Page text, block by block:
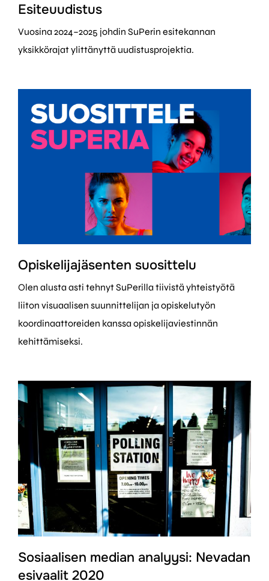
Esiteuudistus
Vuosina 2024–2025 johdin SuPerin esitekannan
yksikkörajat ylittänyttä uudistusprojektia.
Opiskelijajäsenten suosittelu
Olen alusta asti tehnyt SuPerilla tiivistä yhteistyötä
liiton visuaalisen suunnittelijan ja opiskelutyön
koordinaattoreiden kanssa opiskelijaviestinnän
kehittämiseksi.
Sosiaalisen median analyysi: Nevadan
esivaalit 2020